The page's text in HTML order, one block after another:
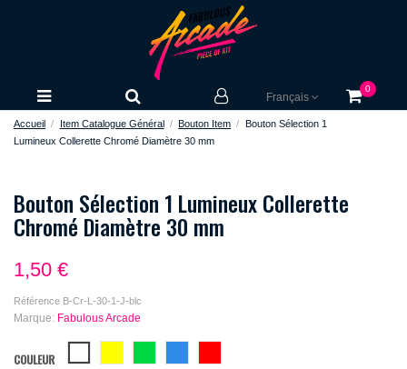
Français
0
Accueil Item Catalogue Général Bouton Item
Bouton Sélection 1
Lumineux Collerette Chromé Diamètre 30 mm
Bouton Sélection 1 Lumineux Collerette
Chromé Diamètre 30 mm
1,50 €
Référence B-Cr-L-30-1-J-blc
Marque: Fabulous Arcade
COULEUR